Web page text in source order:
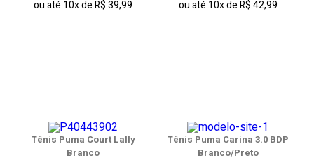
ou até 10xdeR$ 39,99 ou até 10xdeR$ 42,99
Tênis Puma Court Lally
Branco
Tênis Puma Carina 3.0 BDP
Branco/Preto